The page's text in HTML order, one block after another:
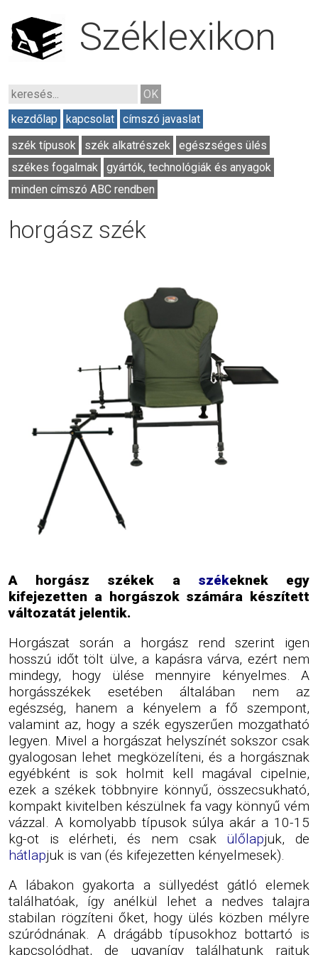
Széklexikon
kezdőlap kapcsolat
címszó javaslat
szék típusok
szék alkatrészek
egészséges ülés
székes fogalmak
gyártók, technológiák és anyagok
minden címszó ABC rendben
horgász szék
A horgász székek a székeknek egy
kifejezetten a horgászok számára készített
változatát jelentik.
Horgászat során a horgász rend szerint igen
hosszú időt tölt ülve, a kapásra várva, ezért nem
mindegy, hogy ülése mennyire kényelmes. A
horgásszékek esetében általában nem az
egészség, hanem a kényelem a fő szempont,
valamint az, hogy a szék egyszerűen mozgatható
legyen. Mivel a horgászat helyszínét sokszor csak
gyalogosan lehet megközelíteni, és a horgásznak
egyébként is sok holmit kell magával cipelnie,
ezek a székek többnyire könnyű, összecsukható,
kompakt kivitelben készülnek fa vagy könnyű vém
vázzal. A komolyabb típusok súlya akár a 10-15
kg-ot is elérheti, és nem csak ülőlapjuk, de
hátlapjuk is van (és kifejezetten kényelmesek).
A lábakon gyakorta a süllyedést gátló elemek
találhatóak, így anélkül lehet a nedves talajra
stabilan rögzíteni őket, hogy ülés közben mélyre
szúródnának. A drágább típusokhoz bottartó is
kapcsolódhat, de ugyanígy találhatunk rajtuk